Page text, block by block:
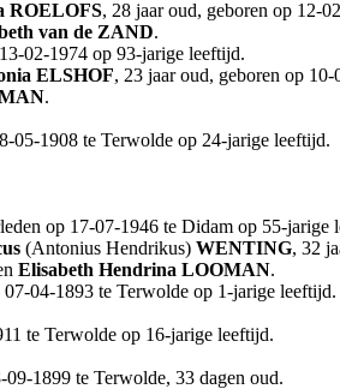
ROELOFS, 28 jaar oud, geboren op 12-
van de ZAND.
02-1974 op 93-jarige leeftijd.
ELSHOF, 23 jaar oud, geboren op
.
05-1908 te Terwolde op 24-jarige leeftijd.
op 17-07-1946 te Didam op 55-jarige
(Antonius Hendrikus) WENTING, 32
Elisabeth Hendrina LOOMAN.
04-1893 te Terwolde op 1-jarige leeftijd.
te Terwolde op 16-jarige leeftijd.
1899 te Terwolde, 33 dagen oud.